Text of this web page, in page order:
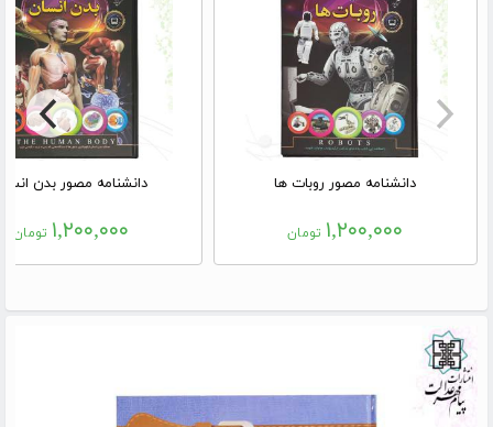
دانشنامه مصور روبات ها
۱,۲۰۰,۰۰۰ تومان
دانشنامه مصور بدن
۱,۲۰۰,۰۰۰ تومان